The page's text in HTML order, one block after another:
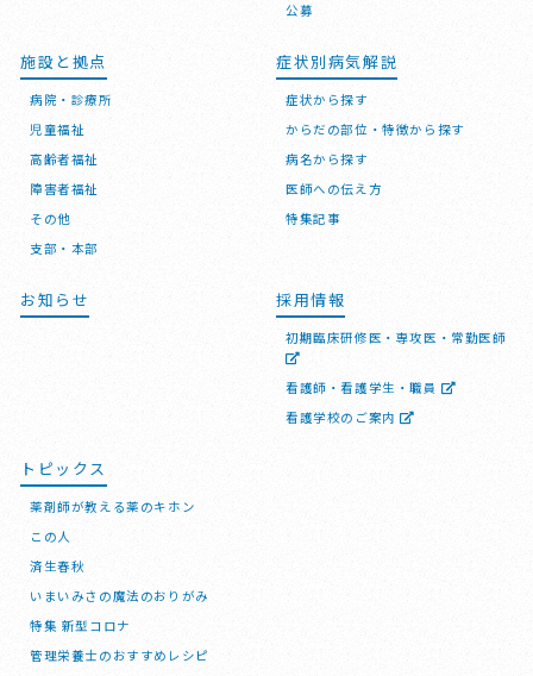
公募
施設と拠点
病院・診療所
児童福祉
高齢者福祉
障害者福祉
その他
支部・本部
症状別病気解説
症状から探す
からだの部位・特徴から探す
病名から探す
医師への伝え方
特集記事
お知らせ 採用情報
初期臨床研修医・専攻医・常勤医師
看護師・看護学生・職員
看護学校のご案内
トピックス
薬剤師が教える薬のキホン
この人
済生春秋
いまいみさの魔法のおりがみ
特集 新型コロナ
管理栄養士のおすすめレシピ